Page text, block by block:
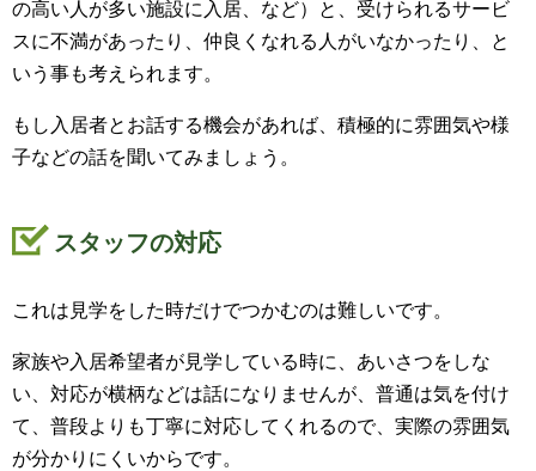
の高い人が多い施設に入居、など）と、受けられるサービ
スに不満があったり、仲良くなれる人がいなかったり、と
いう事も考えられます。
もし入居者とお話する機会があれば、積極的に雰囲気や様
子などの話を聞いてみましょう。
スタッフの対応
これは見学をした時だけでつかむのは難しいです。
家族や入居希望者が見学している時に、あいさつをしな
い、対応が横柄などは話になりませんが、普通は気を付け
て、普段よりも丁寧に対応してくれるので、実際の雰囲気
が分かりにくいからです。